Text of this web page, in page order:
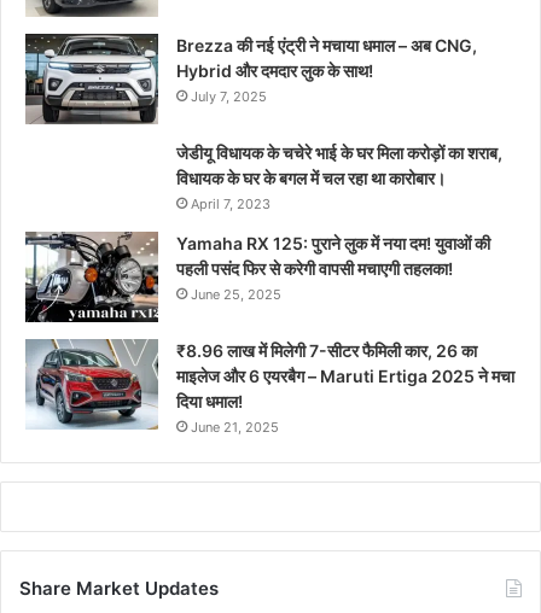
Brezza की नई एंट्री ने मचाया धमाल – अब CNG,
Hybrid और दमदार लुक के साथ!
July 7, 2025
जेडीयू विधायक के चचेरे भाई के घर मिला करोड़ों का शराब,
विधायक के घर के बगल में चल रहा था कारोबार।
April 7, 2023
Yamaha RX 125: पुराने लुक में नया दम! युवाओं की
पहली पसंद फिर से करेगी वापसी मचाएगी तहलका!
June 25, 2025
₹8.96 लाख में मिलेगी 7-सीटर फैमिली कार, 26 का
माइलेज और 6 एयरबैग – Maruti Ertiga 2025 ने मचा
दिया धमाल!
June 21, 2025
Share Market Updates